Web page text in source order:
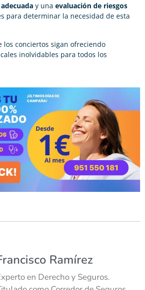
y una evaluación de riesgos
para determinar la necesidad de esta
los conciertos sigan ofreciendo
inolvidables para todos los
Ramírez
en Derecho y Seguros.